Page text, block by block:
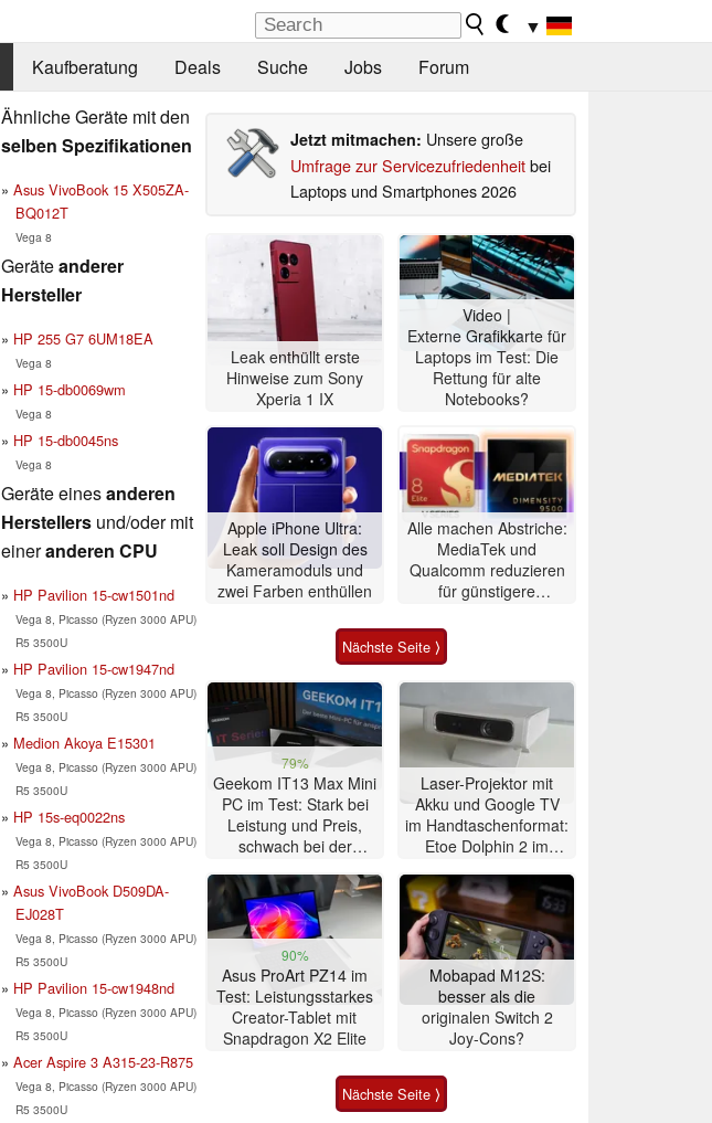
▼
Kaufberatung Deals Suche Jobs Forum
Ähnliche Geräte mit den
selben Spezifikationen
Asus VivoBook 15 X505ZA-
BQ012T
Vega 8
Geräteanderer
Hersteller
HP 255 G7 6UM18EA
Vega 8
HP 15-db0069wm
Vega 8
HP 15-db0045ns
Vega 8
Geräte einesanderen
Herstellers und/oder mit
eineranderen CPU
HP Pavilion 15-cw1501nd
Vega 8, Picasso (Ryzen 3000 APU)
R5 3500U
HP Pavilion 15-cw1947nd
Vega 8, Picasso (Ryzen 3000 APU)
R5 3500U
Medion Akoya E15301
Vega 8, Picasso (Ryzen 3000 APU)
R5 3500U
HP 15s-eq0022ns
Vega 8, Picasso (Ryzen 3000 APU)
R5 3500U
Asus VivoBook D509DA-
EJ028T
Vega 8, Picasso (Ryzen 3000 APU)
R5 3500U
HP Pavilion 15-cw1948nd
Vega 8, Picasso (Ryzen 3000 APU)
R5 3500U
Acer Aspire 3 A315-23-R875
Vega 8, Picasso (Ryzen 3000 APU)
R5 3500U
Jetzt mitmachen: Unsere große
Umfrage zur Servicezufriedenheitbei
Laptops und Smartphones 2026
Leak enthüllt erste
Hinweise zum Sony
Xperia 1 IX
Video |
Externe Grafikkarte für
Laptops im Test: Die
Rettung für alte
Notebooks?
Apple iPhone Ultra:
Leak soll Design des
Kameramoduls und
zwei Farben enthüllen
Alle machen Abstriche:
MediaTek und
Qualcomm reduzieren
für günstigere
die Zahl der GPU-
Nächste Seite ⟩
79%
Geekom IT13 Max Mini
PC im Test: Stark bei
Leistung und Preis,
schwach bei der
Laser-Projektor mit
Akku und Google TV
im Handtaschenformat:
Etoe Dolphin 2 im
90%
Asus ProArt PZ14 im
Test: Leistungsstarkes
Creator-Tablet mit
Snapdragon X2 Elite
Mobapad M12S:
besser als die
originalen Switch 2
Joy-Cons?
Nächste Seite ⟩